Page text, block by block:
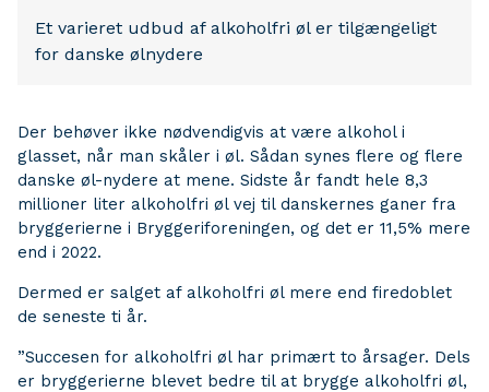
Et varieret udbud af alkoholfri øl er tilgængeligt
for danske ølnydere
Der behøver ikke nødvendigvis at være alkohol i
glasset, når man skåler i øl. Sådan synes flere og flere
danske øl-nydere at mene. Sidste år fandt hele 8,3
millioner liter alkoholfri øl vej til danskernes ganer fra
bryggerierne i Bryggeriforeningen, og det er 11,5% mere
end i 2022.
Dermed er salget af alkoholfri øl mere end firedoblet
de seneste ti år.
”Succesen for alkoholfri øl har primært to årsager. Dels
er bryggerierne blevet bedre til at brygge alkoholfri øl,